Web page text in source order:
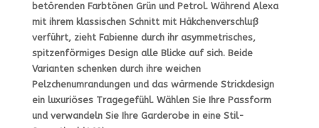
betörenden Farbtönen Grün und Petrol. Während Alexa
mit ihrem klassischen Schnitt mit Häkchenverschluß
verführt, zieht Fabienne durch ihr asymmetrisches,
spitzenförmiges Design alle Blicke auf sich. Beide
Varianten schenken durch ihre weichen
Pelzchenumrandungen und das wärmende Strickdesign
ein luxuriöses Tragegefühl. Wählen Sie Ihre Passform
und verwandeln Sie Ihre Garderobe in eine Stil-